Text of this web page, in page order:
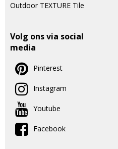
Outdoor TEXTURE Tile
Volg ons via social
media
Pinterest
Instagram
Youtube
Facebook